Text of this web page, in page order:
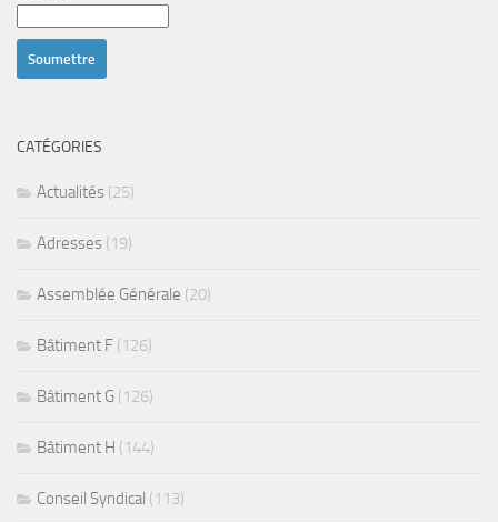
CATÉGORIES
Actualités (25)
Adresses (19)
Assemblée Générale (20)
Bâtiment F (126)
Bâtiment G (126)
Bâtiment H (144)
Conseil Syndical (113)